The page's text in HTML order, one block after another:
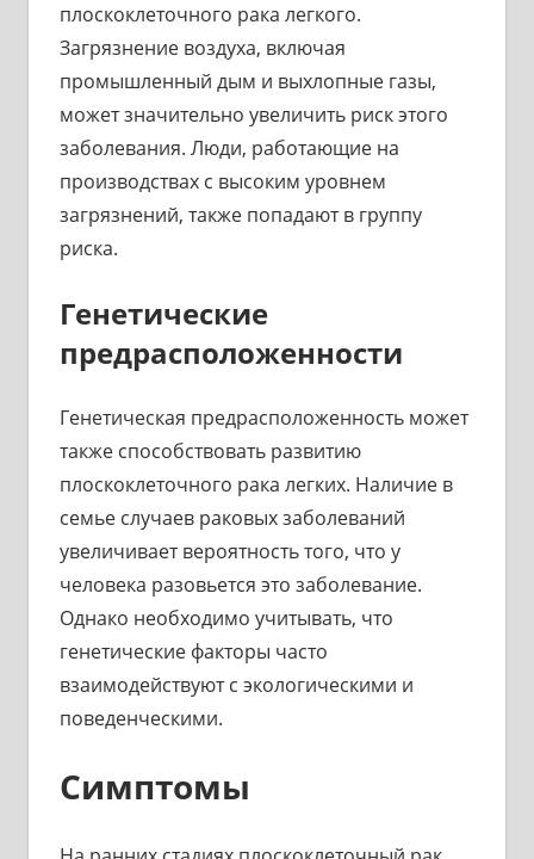
плоскоклеточного рака легкого.
Загрязнение воздуха, включая
промышленный дым и выхлопные газы,
может значительно увеличить риск этого
заболевания. Люди, работающие на
производствах с высоким уровнем
загрязнений, также попадают в группу
риска.
Генетические
предрасположенности
Генетическая предрасположенность может
также способствовать развитию
плоскоклеточного рака легких. Наличие в
семье случаев раковых заболеваний
увеличивает вероятность того, что у
человека разовьется это заболевание.
Однако необходимо учитывать, что
генетические факторы часто
взаимодействуют с экологическими и
поведенческими.
Симптомы